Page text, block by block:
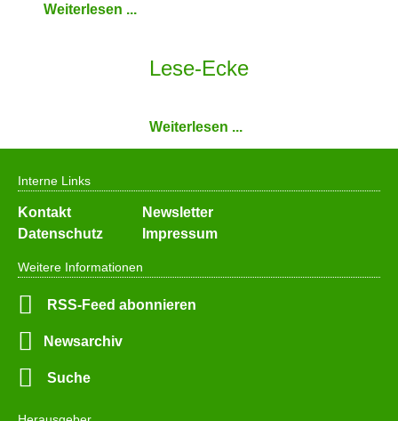
Weiterlesen ...
Lese-Ecke
Weiterlesen ...
Weitere Informationen
RSS-Feed abonnieren
Newsarchiv
Suche
Interne Links
Navigation
überspringen
Kontakt
Newsletter
Datenschutz
Impressum